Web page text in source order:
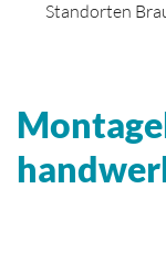
Standorten